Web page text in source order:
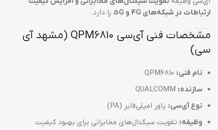
ارتباطات در شبکه‌های 4G و 5G
را دارد.
مشخصات فنی آی‌سی QPM6810 (مشهد آی
سی)
نام فنی:
سازنده:
نوع آی‌سی: پاور امپلی‌فایر (PA)
وظیفه: تقویت سیگنال‌های مخابراتی برای بهبود کیفیت